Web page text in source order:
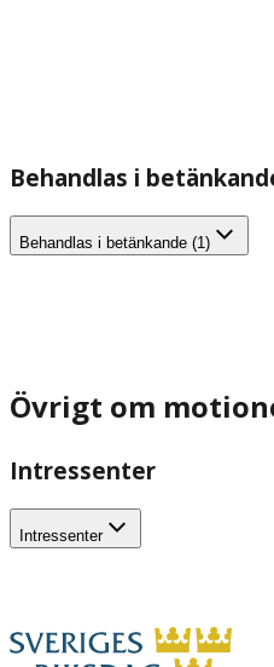
Behandlas i
Behandlas i betänkande (1)
Övrigt om
Intressenter
Intressenter